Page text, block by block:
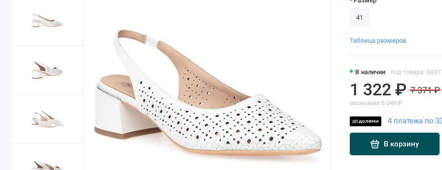
В наличии Код товара:
1 322 ₽ 7 371 ₽
экономия 6 049 ₽
4 платежа по
В корзину
41
Таблица размеров